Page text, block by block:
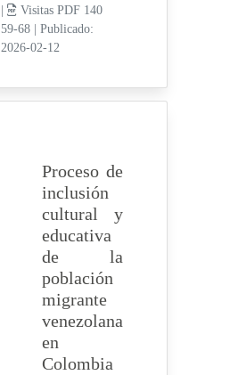
Visitas PDF 140
59-68
Publicado:
2026-02-12
Proceso de
inclusión
cultural y
educativa
de la
población
migrante
venezolana
en
Colombia